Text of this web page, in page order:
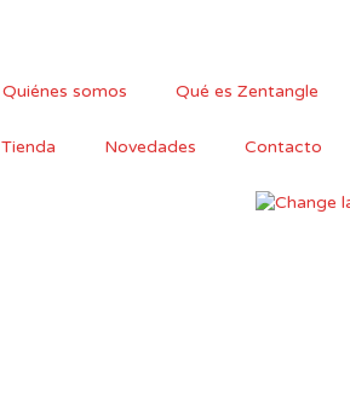
Quiénes somos Qué es Zentangle
Tienda Novedades Contacto